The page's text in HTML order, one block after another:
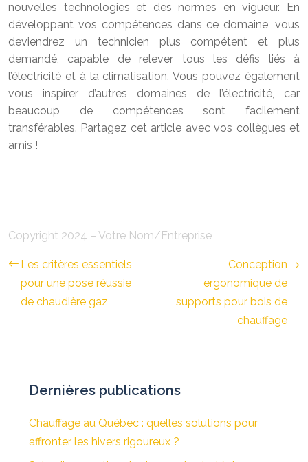
nouvelles technologies et des normes en vigueur. En
développant vos compétences dans ce domaine, vous
deviendrez un technicien plus compétent et plus
demandé, capable de relever tous les défis liés à
l’électricité et à la climatisation. Vous pouvez également
vous inspirer d’autres domaines de l’électricité, car
beaucoup de compétences sont facilement
transférables. Partagez cet article avec vos collègues et
amis !
Copyright 2024 – Votre Nom/Entreprise
Les critères essentiels
pour une pose réussie
de chaudière gaz
Conception
ergonomique de
supports pour bois de
chauffage
Dernières publications
Chauffage au Québec : quelles solutions pour
affronter les hivers rigoureux ?